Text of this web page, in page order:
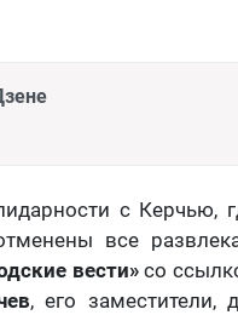
с Керчью,
все
вести»со
, его заместители,